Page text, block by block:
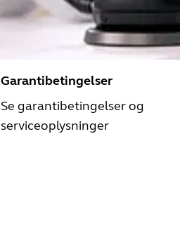
Garantibetingelser
Se garantibetingelser og
serviceoplysninger